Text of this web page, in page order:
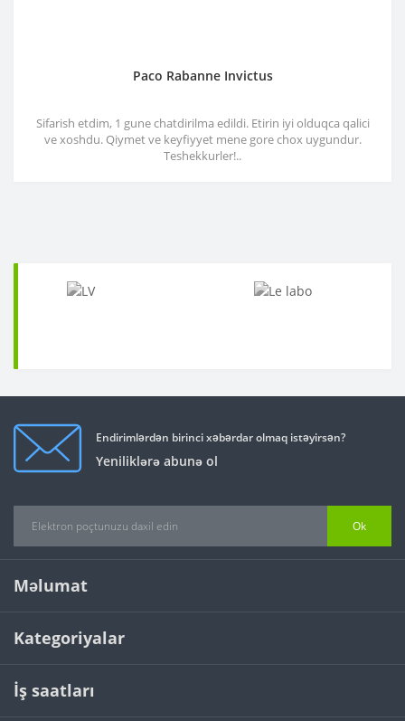
Paco Rabanne Invictus
Sifarish etdim, 1 gune chatdirilma edildi. Etirin iyi olduqca qalici
ve xoshdu. Qiymet ve keyfiyyet mene gore chox uygundur.
Teshekkurler!..
Endirimlərdən birinci xəbərdar olmaq istəyirsən?
Yeniliklərə abunə ol
Ok
Məlumat
Kategoriyalar
İş saatları